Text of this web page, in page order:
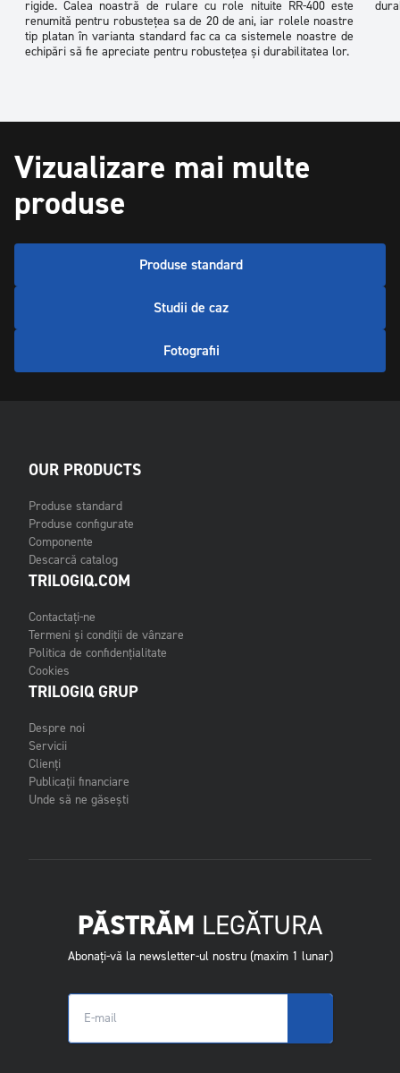
rigide. Calea noastră de rulare cu role nituite RR-400 este
renumită pentru robustețea sa de 20 de ani, iar rolele noastre
tip platan în varianta standard fac ca ca sistemele noastre de
echipări să fie apreciate pentru robustețea și durabilitatea lor.
Vizualizare mai multe
produse
Produse standard
Studii de caz
Fotografii
OUR PRODUCTS
Produse standard
Produse configurate
Componente
Descarcă catalog
TRILOGIQ.COM
Contactați-ne
Termeni și condiții de vânzare
Politica de confidențialitate
Cookies
TRILOGIQ GRUP
Despre noi
Servicii
Clienți
Publicații financiare
Unde să ne găsești
PĂSTRĂM LEGĂTURA
Abonați-vă la newsletter-ul nostru (maxim 1 lunar)